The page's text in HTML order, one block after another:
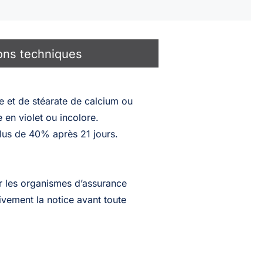
techniques
et de stéarate de calcium ou
en violet ou incolore.
de 40% après 21 jours.
organismes d’assurance
la notice avant toute